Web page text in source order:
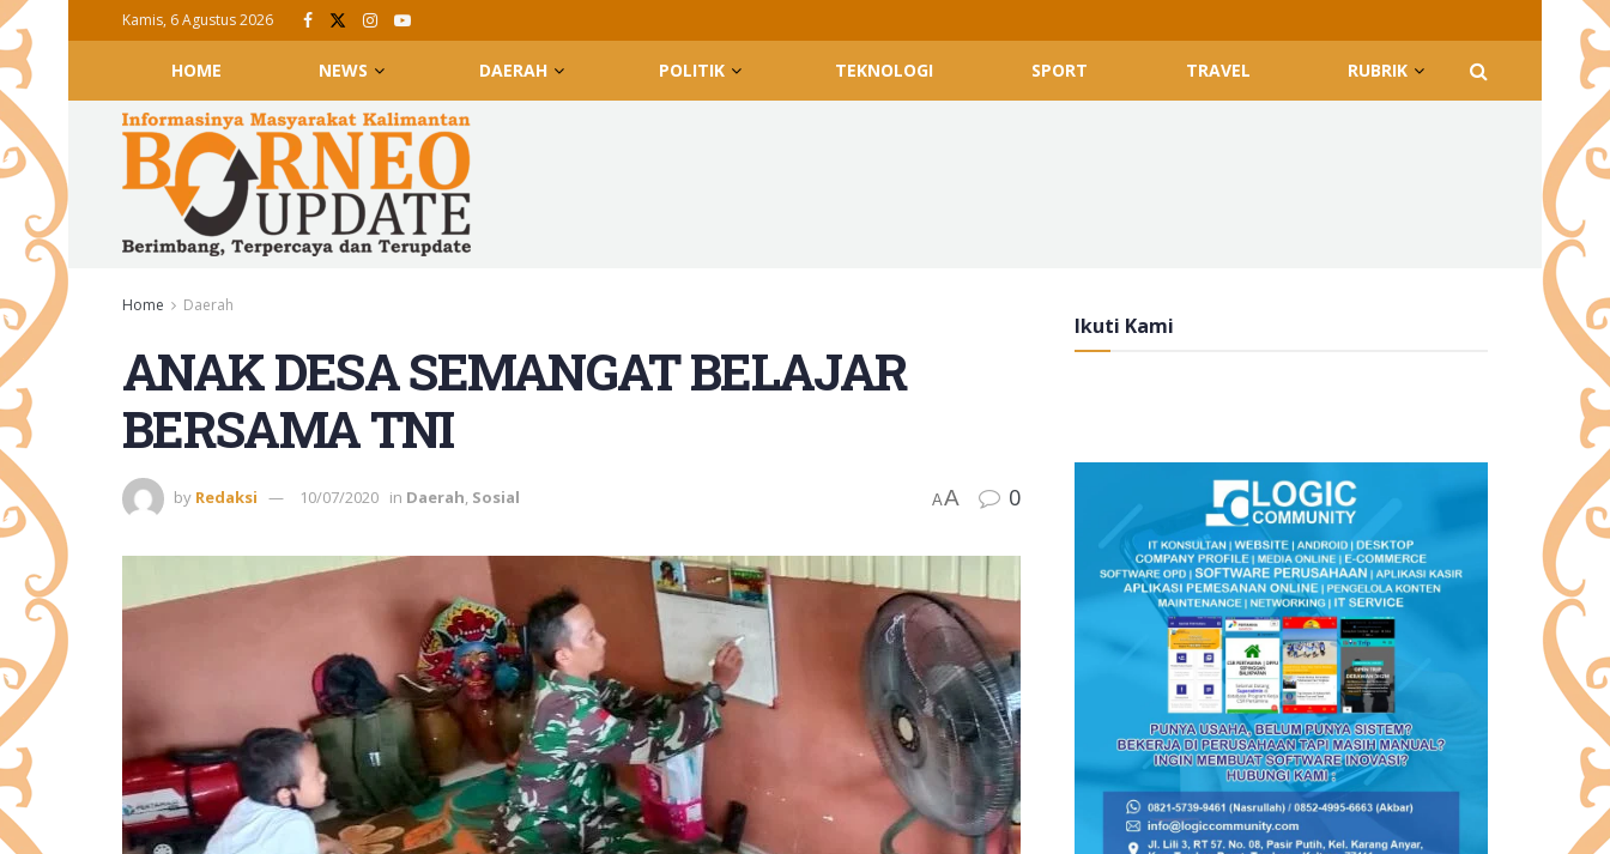
Kamis, 6 Agustus 2026
HOME NEWS DAERAH POLITIK TEKNOLOGI SPORT TRAVEL RUBRIK
Home Daerah
ANAK DESA SEMANGAT BELAJAR
BERSAMA TNI
by Redaksi 10/07/2020 in Daerah, Sosial AA 0
Ikuti Kami